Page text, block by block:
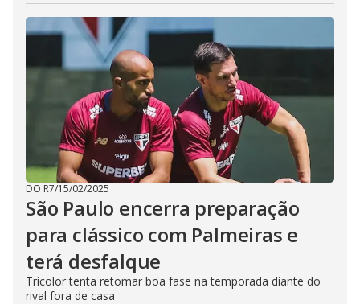
DO R7/15/02/2025
São Paulo encerra preparação
para clássico com Palmeiras e
terá desfalque
Tricolor tenta retomar boa fase na temporada diante do
rival fora de casa